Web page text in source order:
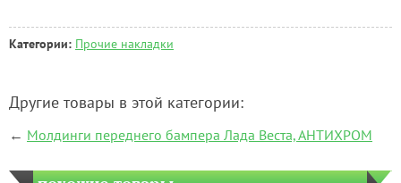
Категории: Прочие накладки
Другие товары в этой категории:
← Молдинги переднего бампера Лада Веста, АНТИХРОМ